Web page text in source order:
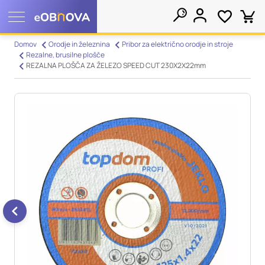
Domov Orodje in železnina
Pribor za električno orodje in stroje
Rezalne, brusilne plošče
REZALNA PLOŠČA ZA ŽELEZO SPEED CUT 230X2X22mm
Nastavitve piškotkov
Vaša zasebnost
Ko obiščete katero koli spletno mesto, mesto lahko shrani ali
piškotkov. Te informacije se lahko navezujejo na vas, vaše
nastavitve, vašo napravo ali pa skrbijo, da vaše spletno mesto
deluje v skladu z vašimi pričakovanji. Te informacije običajno
ne razkrivajo neposredno vaše identitete, vendar vam lahko
zagotovijo bolj prilagojeno spletno uporabniško izkušnjo.
Nekatere vrste piškotkov lahko zavrnete. Klikajte različna
imena kategorij, da si ogledate več informacij in spremenite
privzete nastavitve. Blokiranje določenih vrst piškotkov vpliva
na vašo uporabo tega spletnega mesta in naše storitve.
informacij
Obvezni piškotki
Vedno aktivni